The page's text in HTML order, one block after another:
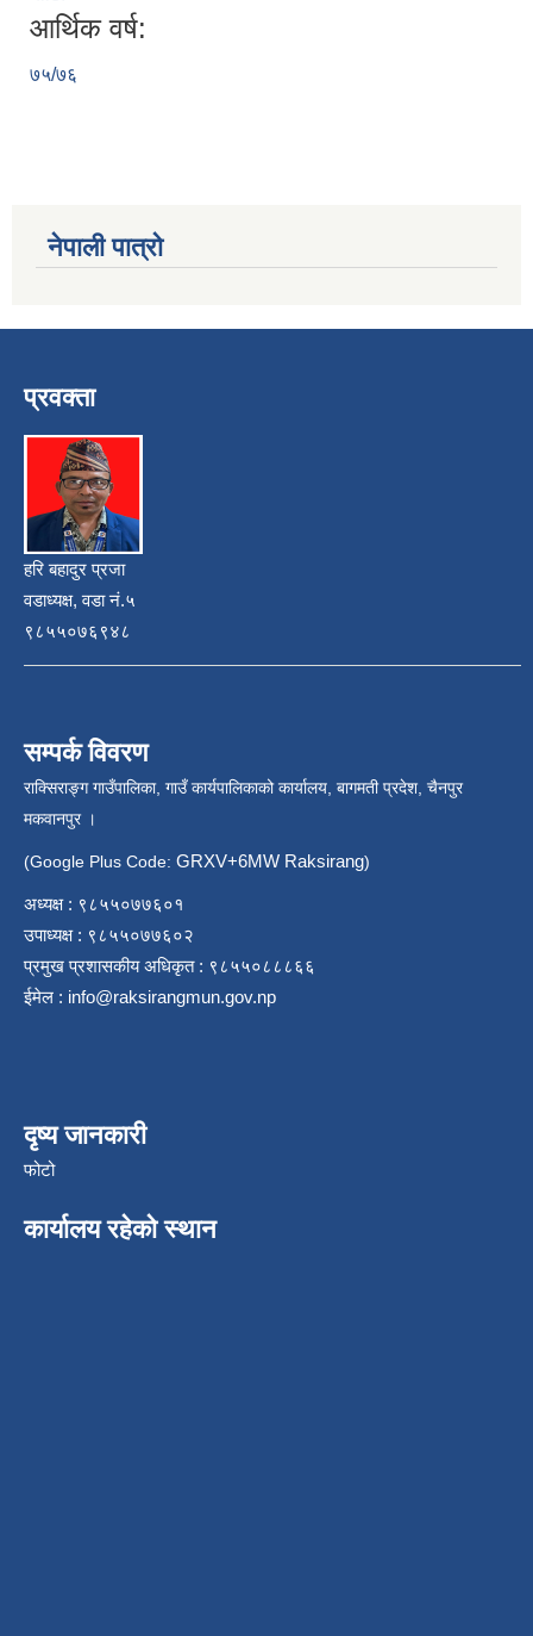
आर्थिक वर्ष:
७५/७६
नेपाली पात्रो
प्रवक्ता
हरि बहादुर प्रजा
वडाध्यक्ष, वडा नं.५
९८५५०७६९४८
सम्पर्क विवरण
राक्सिराङ्ग गाउँपालिका, गाउँ कार्यपालिकाको कार्यालय, बागमती प्रदेश, चैनपुर
मकवानपुर ।
(Google Plus Code: GRXV+6MW Raksirang)
अध्यक्ष : ९८५५०७७६०१
उपाध्यक्ष : ९८५५०७७६०२
प्रमुख प्रशासकीय अधिकृत : ९८५५०८८८६६
ईमेल : info@raksirangmun.gov.np
दृष्य जानकारी
फोटो
कार्यालय रहेको स्थान